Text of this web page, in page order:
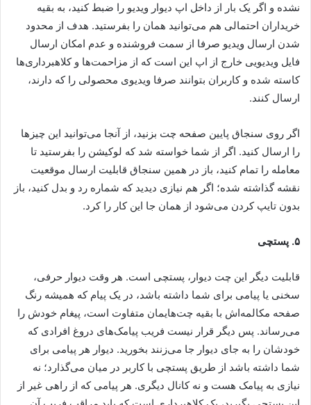
نشده و اگر یک بار از داخل اپ دیوار ویدیو را ضبط کنید، به بقیه
خریداران احتمالی هم می‌توانید همان را بفرستید. هدف از محدود
شدن ارسال ویدیو صرفا از سمت فروشنده و عدم امکان ارسال
فایل ویدیویی خارج از اپ این است که از مزاحمت‌ها و کلاهبرداری‌ها
کاسته شده و کاربران بتوانند صرفا ویدیوی محصولی را که دارند،
ارسال کنند.
اگر روی سنجاق پایین صفحه چت بزنید، از آنجا می‌توانید این چیزها
را ارسال کنید. اگر از شما خواسته شد که لوکیشن را بفرستید تا
معامله را تمام کنید، باز در همین سنجاق قابلیت ارسال موقعیت
نقشه گذاشته شده؛ اگر هم نیازی دیدید که شماره رد و بدل کنید، باز
بدون تایپ کردن می‌شود از همان جا این کار را کرد.
۵. پستچی
قابلیت دیگر این چت دیوار، پستچی است. هر وقت دیوار حرفی،
سخنی یا پیامی برای شما داشته باشد، در یک پیام که همیشه رنگ
صفحه مکالمه‌اش با بقیه چت‌هایمان متفاوت است، پیغام خودش را
می‌رساند. پس دیگر قرار نیست فریب پیامک‌های دروغ افرادی که
خودشان را به جای دیوار جا می‌زنند بخورید. دیوار هر پیامی برای
شما داشته باشد از طریق پستچی با کاربر در میان می‌گذارد؛ نه
نیازی به پیامک هست و نه کانال دیگری. هر پیامی که از راهی غیر از